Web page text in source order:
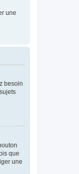
une
besoin
que
une